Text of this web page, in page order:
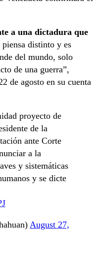
a una dictadura que
distinto y es
del mundo, solo
de una guerra”,
de agosto en su cuenta
proyecto de
de la
ante Corte
a la
y sistemáticas
y se dicte
August 27,